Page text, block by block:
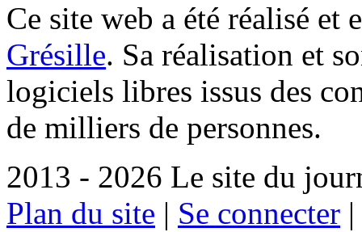
Ce site web a été réalisé et
Grésille. Sa réalisation et
logiciels libres issus des
de milliers de personnes.
2013 - 2026 Le site du
Plan du site | Se connecter |